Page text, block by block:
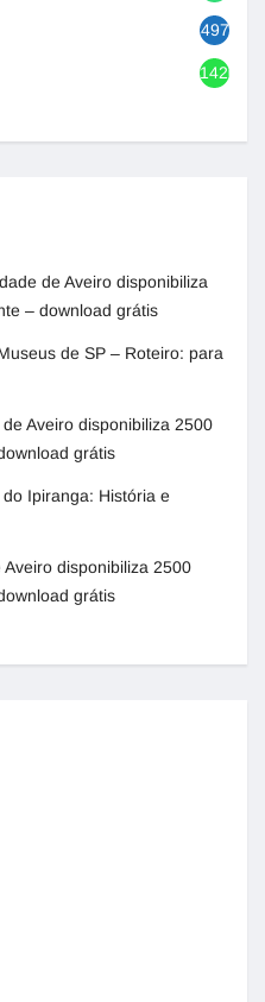
497
1420
de Aveiro disponibiliza
– download grátis
de SP – Roteiro: para
Aveiro disponibiliza 2500
grátis
do Ipiranga: História e
Aveiro disponibiliza 2500
grátis